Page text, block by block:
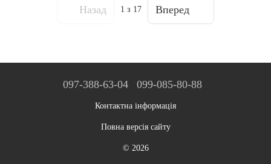
Назад 1 з 17 Вперед
097-388-63-04 099-085-80-88
Контактна інформація
Повна версія сайту
© 2026